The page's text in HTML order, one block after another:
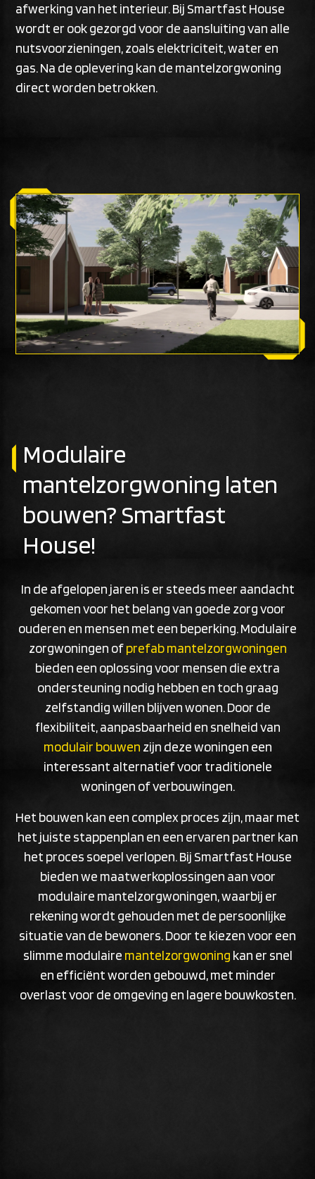
afwerking van het interieur. Bij Smartfast House
wordt er ook gezorgd voor de aansluiting van alle
nutsvoorzieningen, zoals elektriciteit, water en
gas. Na de oplevering kan de mantelzorgwoning
direct worden betrokken.
Modulaire
mantelzorgwoning laten
bouwen? Smartfast
House!
In de afgelopen jaren is er steeds meer aandacht
gekomen voor het belang van goede zorg voor
ouderen en mensen met een beperking. Modulaire
zorgwoningen ofprefab mantelzorgwoningen
bieden een oplossing voor mensen die extra
ondersteuning nodig hebben en toch graag
zelfstandig willen blijven wonen. Door de
flexibiliteit, aanpasbaarheid en snelheid van
modulair bouwen zijn deze woningen een
interessant alternatief voor traditionele
woningen of verbouwingen.
Het bouwen kan een complex proces zijn, maar met
het juiste stappenplan en een ervaren partner kan
het proces soepel verlopen. Bij Smartfast House
bieden we maatwerkoplossingen aan voor
modulaire mantelzorgwoningen, waarbij er
rekening wordt gehouden met de persoonlijke
situatie van de bewoners. Door te kiezen voor een
slimme modulaire mantelzorgwoning kan er snel
en efficiënt worden gebouwd, met minder
overlast voor de omgeving en lagere bouwkosten.